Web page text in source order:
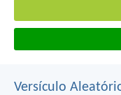
Versículo